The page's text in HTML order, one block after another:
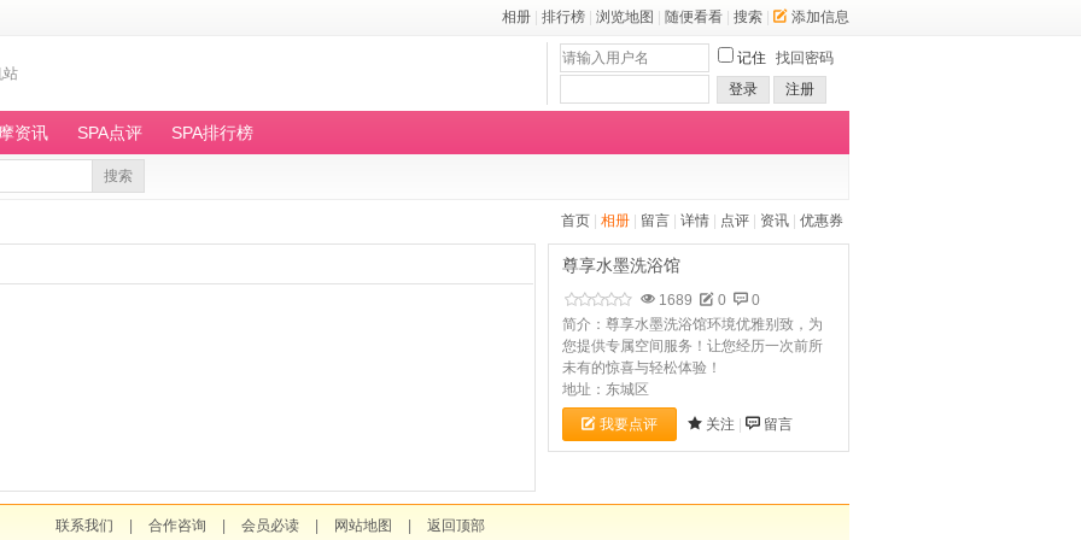
相册 排行榜 浏览地图 随便看看 搜索 添加信息
站
记住 找回密码
登录
注册
资讯 SPA点评 SPA排行榜
搜索
首页 相册 留言 详情 点评 资讯 优惠券
尊享水墨洗浴馆
1689 0
0
简介：尊享水墨洗浴馆环境优雅别致，为
您提供专属空间服务！让您经历一次前所
未有的惊喜与轻松体验！
地址：东城区
我要点评 关注 留言
联系我们 合作咨询 会员必读 网站地图 返回顶部